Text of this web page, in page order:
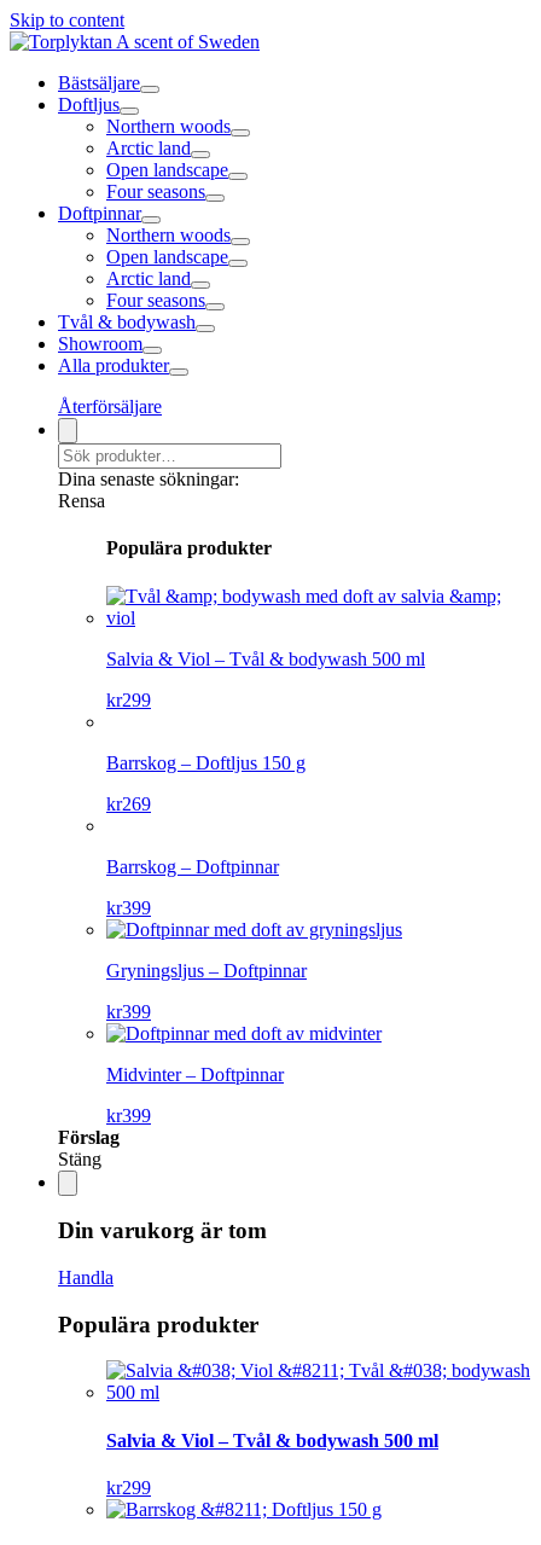
Skip to content
Bästsäljare
Doftljus
Northern woods
Arctic land
Open landscape
Four seasons
Doftpinnar
Northern woods
Open landscape
Arctic land
Four seasons
Tvål & bodywash
Showroom
Alla produkter
Återförsäljare
Dina senaste sökningar:
Rensa
Populära produkter
Salvia & Viol – Tvål & bodywash 500 ml
kr299
Barrskog – Doftljus 150 g
kr269
Barrskog – Doftpinnar
kr399
Gryningsljus – Doftpinnar
kr399
Midvinter – Doftpinnar
kr399
Förslag
Stäng
Din varukorg är tom
Handla
Populära produkter
Salvia & Viol – Tvål & bodywash 500 ml
kr299